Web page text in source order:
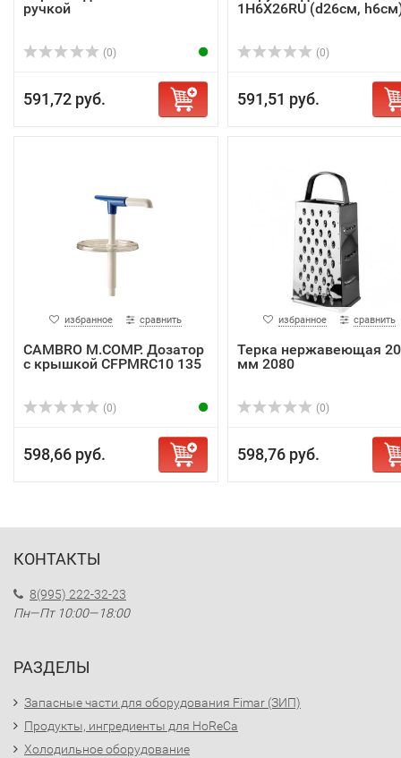
ручкой
(0)
591,72 руб.
1H6X26RU (d26см,
(0)
591,51 руб.
избранное сравнить
CAMBRO M.COMP. Дозатор
с крышкой CFPМRC10 135
(0)
598,66 руб.
избранное сравнить
Терка нержавеющая
мм 2080
(0)
598,76 руб.
КОНТАКТЫ
8(995) 222-32-23
Пн—Пт 10:00—18:00
РАЗДЕЛЫ
Запасные части для оборудования Fimar (ЗИП)
Продукты, ингредиенты для HoReCa
Холодильное оборудование